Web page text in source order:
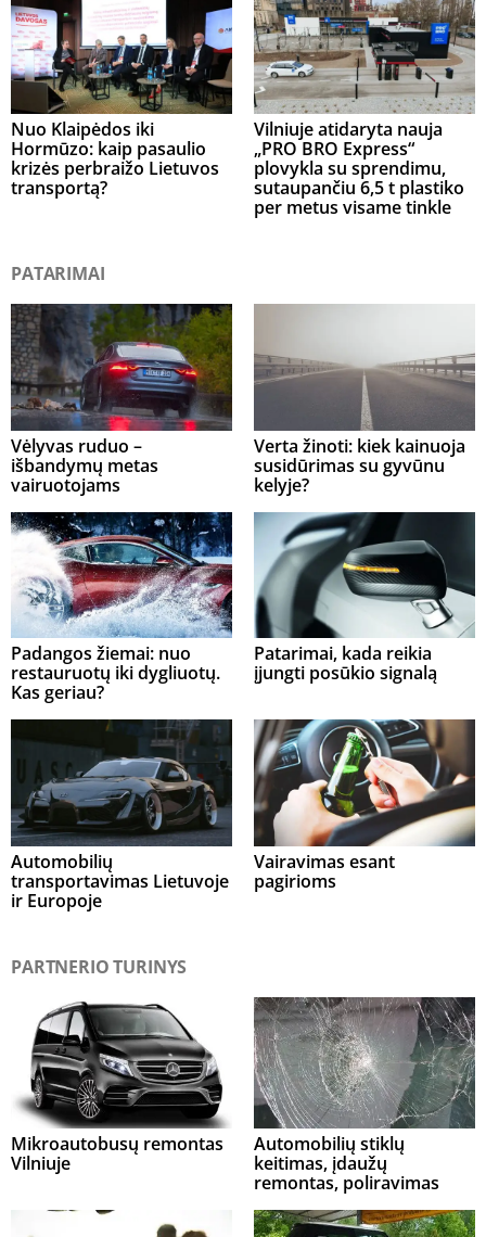
Nuo Klaipėdos iki
Hormūzo: kaip pasaulio
krizės perbraižo Lietuvos
transportą?
Vilniuje atidaryta nauja
„PRO BRO Express“
plovykla su sprendimu,
sutaupančiu 6,5 t plastiko
per metus visame tinkle
PATARIMAI
Vėlyvas ruduo –
išbandymų metas
vairuotojams
Verta žinoti: kiek kainuoja
susidūrimas su gyvūnu
kelyje?
Padangos žiemai: nuo
restauruotų iki dygliuotų.
Kas geriau?
Patarimai, kada reikia
įjungti posūkio signalą
Automobilių
transportavimas Lietuvoje
ir Europoje
Vairavimas esant
pagirioms
PARTNERIO TURINYS
Mikroautobusų remontas
Vilniuje
Automobilių stiklų
keitimas, įdaužų
remontas, poliravimas